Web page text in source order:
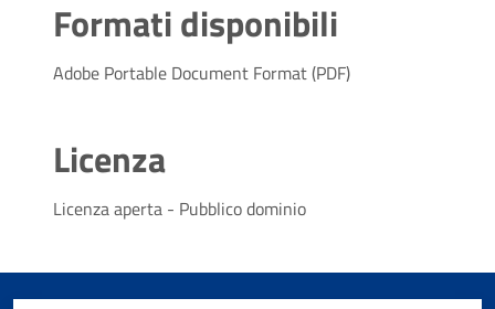
Formati disponibili
Adobe Portable Document Format (PDF)
Licenza
Licenza aperta - Pubblico dominio